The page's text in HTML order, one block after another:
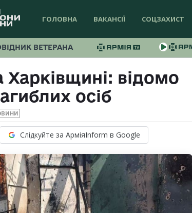
ГОЛОВНА ВАКАНСІЇ СОЦЗАХИСТ
ВЕТЕРАНА
Харківщині: відомо
осіб
Слідкуйте за АрміяInform в Google